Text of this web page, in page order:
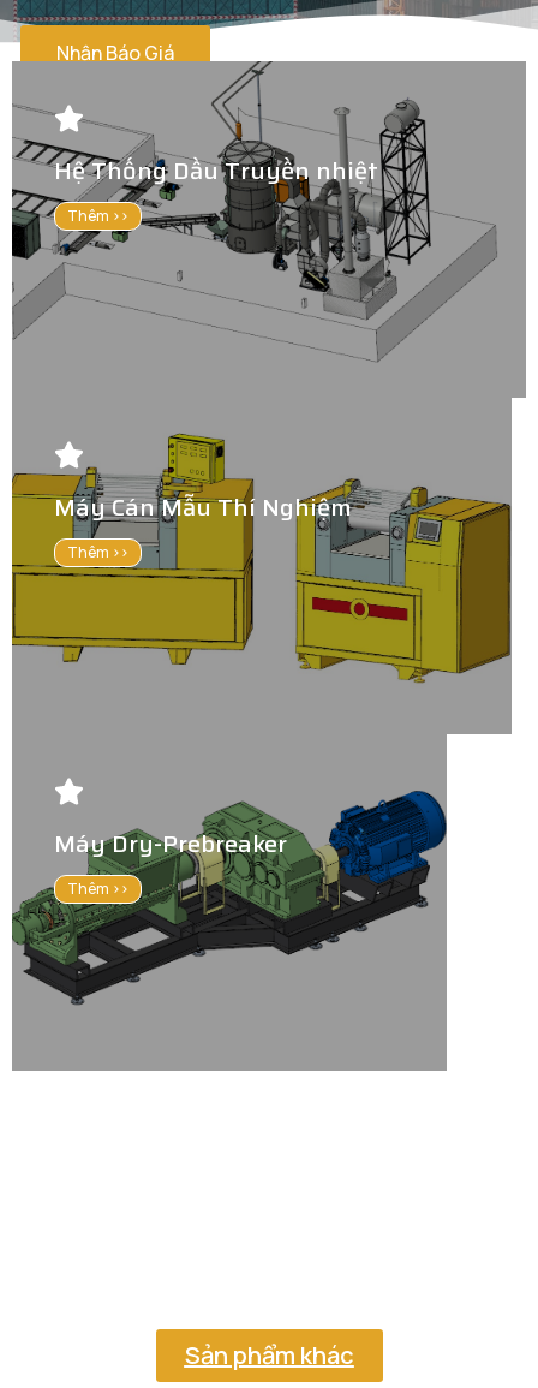
Nhận Báo Giá
Hệ Thống Dầu Truyền nhiệt
Thêm >>
Máy Cán Mẫu Thí Nghiệm
Thêm >>
Máy Dry-Prebreaker
Thêm >>
Sản phẩm khác